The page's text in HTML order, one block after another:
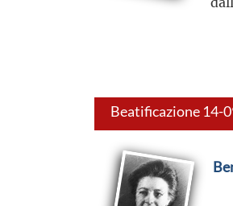
Beatificazione 14-